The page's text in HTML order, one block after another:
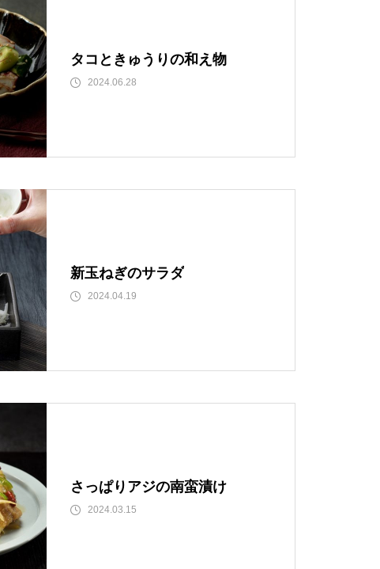
タコときゅうりの和え物
2024.06.28
新玉ねぎのサラダ
2024.04.19
さっぱりアジの南蛮漬け
2024.03.15